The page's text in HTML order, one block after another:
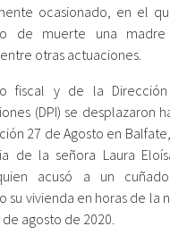
ocasionado, en el
de muerte una
otras actuaciones.
fiscal y de la
(DPI) se desplazaron
27 de Agosto en
de la señora Laura
acusó a un
su vivienda en horas de la
agosto de 2020.